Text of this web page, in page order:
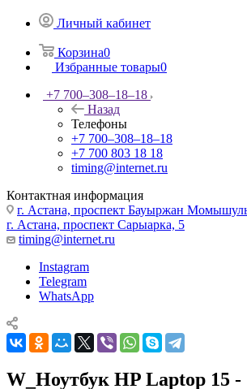
Личный кабинет
Корзина0
Избранные товары0
+7 700‒308‒18‒18
Назад
Телефоны
+7 700‒308‒18‒18
+7 700 803 18 18
timing@internet.ru
Контактная информация
г. Астана, проспект Бауыржан
г. Астана, проспект Сарыарка, 5
timing@internet.ru
Instagram
Telegram
WhatsApp
W_Ноутбук HP Laptop 15 -